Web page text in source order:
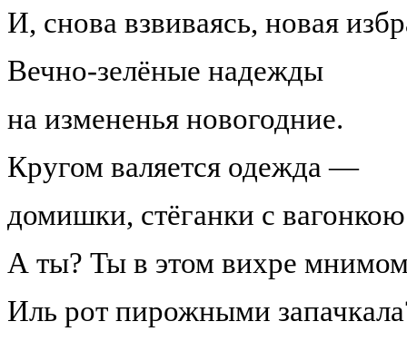
И, снова взвиваясь, новая
Вечно-зелёные надежды
на измененья новогодние.
Кругом валяется одежда —
домишки, стёганки с
А ты? Ты в этом вихре
Иль рот пирожными